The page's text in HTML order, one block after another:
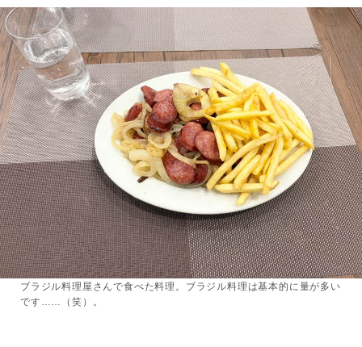
ブラジル料理屋さんで食べた料理。ブラジル料理は基本的に量が多い
です……（笑）。